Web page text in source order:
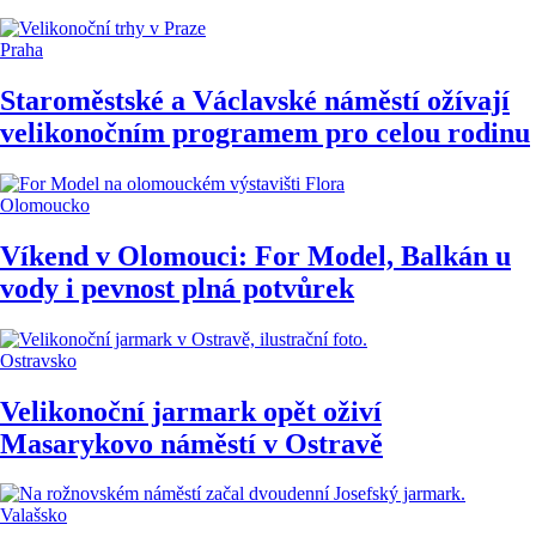
Praha
Staroměstské a Václavské náměstí ožívají
velikonočním programem pro celou rodinu
Olomoucko
Víkend v Olomouci: For Model, Balkán u
vody i pevnost plná potvůrek
Ostravsko
Velikonoční jarmark opět oživí
Masarykovo náměstí v Ostravě
Valašsko